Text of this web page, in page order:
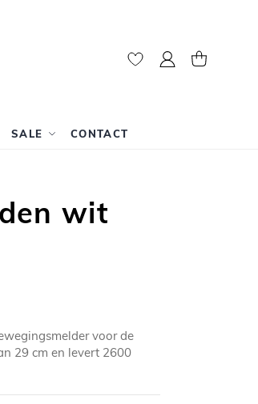
Mijn account
SALE CONTACT
wit
voor de
29 cm en levert 2600